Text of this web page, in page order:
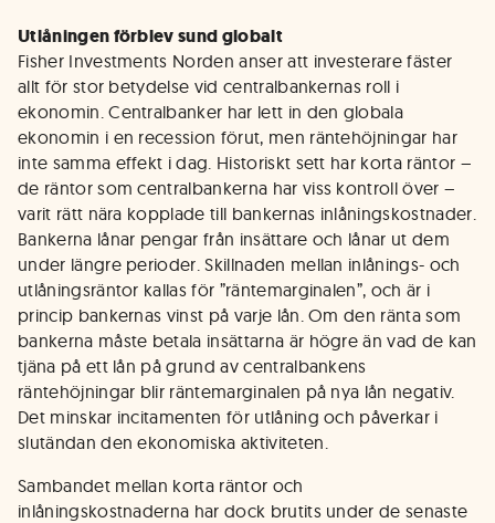
Utlåningen förblev sund globalt
Fisher Investments Norden anser att investerare fäster
allt för stor betydelse vid centralbankernas roll i
ekonomin. Centralbanker har lett in den globala
ekonomin i en recession förut, men räntehöjningar har
inte samma effekt i dag. Historiskt sett har korta räntor –
de räntor som centralbankerna har viss kontroll över –
varit rätt nära kopplade till bankernas inlåningskostnader.
Bankerna lånar pengar från insättare och lånar ut dem
under längre perioder. Skillnaden mellan inlånings- och
utlåningsräntor kallas för ”räntemarginalen”, och är i
princip bankernas vinst på varje lån. Om den ränta som
bankerna måste betala insättarna är högre än vad de kan
tjäna på ett lån på grund av centralbankens
räntehöjningar blir räntemarginalen på nya lån negativ.
Det minskar incitamenten för utlåning och påverkar i
slutändan den ekonomiska aktiviteten.
Sambandet mellan korta räntor och
inlåningskostnaderna har dock brutits under de senaste